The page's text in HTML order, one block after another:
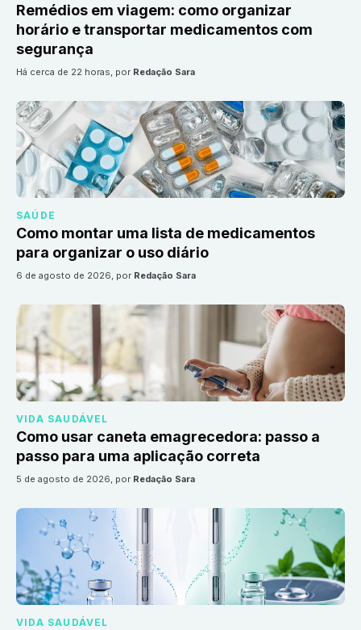
Remédios em viagem: como organizar
horário e transportar medicamentos com
segurança
há cerca de 22 horas, por Redação Sara
SAÚDE
Como montar uma lista de medicamentos
para organizar o uso diário
6 de agosto de 2026, por Redação Sara
VIDA SAUDÁVEL
Como usar caneta emagrecedora: passo a
passo para uma aplicação correta
5 de agosto de 2026, por Redação Sara
VIDA SAUDÁVEL